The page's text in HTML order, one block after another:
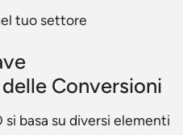
tuo settore
Conversioni
basa su diversi elementi